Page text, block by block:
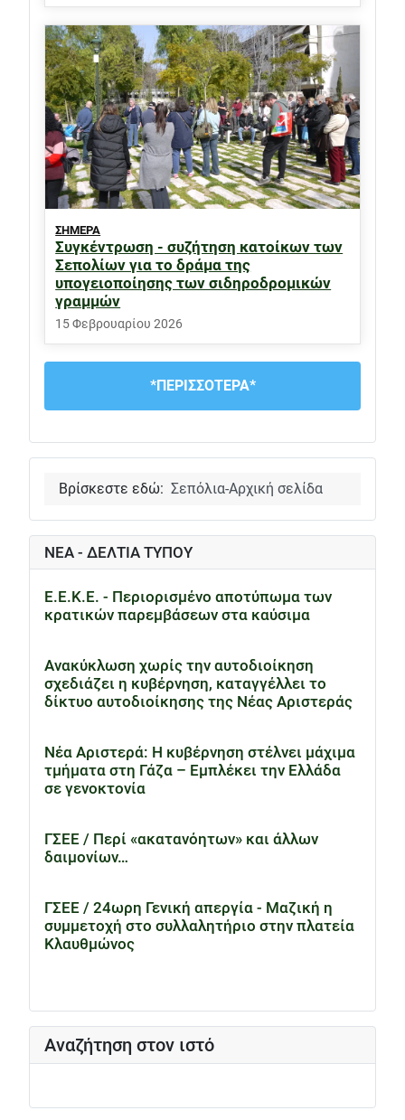
ΝΕΑ - ΔΕΛΤΙΑ ΤΥΠΟΥ
Ε.Ε.Κ.Ε. - Περιορισμένο αποτύπωμα των
κρατικών παρεμβάσεων στα καύσιμα
Ανακύκλωση χωρίς την αυτοδιοίκηση
σχεδιάζει η κυβέρνηση, καταγγέλλει το
δίκτυο αυτοδιοίκησης της Νέας Αριστεράς
Νέα Αριστερά: Η κυβέρνηση στέλνει μάχιμα
τμήματα στη Γάζα – Εμπλέκει την Ελλάδα
σε γενοκτονία
ΓΣΕΕ / Περί «ακατανόητων» και άλλων
δαιμονίων…
ΓΣΕΕ / 24ωρη Γενική απεργία - Μαζική η
συμμετοχή στο συλλαλητήριο στην πλατεία
Κλαυθμώνος
Αναζήτηση στον ιστό
ΣΗΜΕΡΑ
Συγκέντρωση - συζήτηση κατοίκων των
Σεπολίων για το δράμα της
υπογειοποίησης των σιδηροδρομικών
γραμμών
15 Φεβρουαρίου 2026
*ΠΕΡΙΣΣΟΤΕΡΑ*
Βρίσκεστε εδώ: Σεπόλια-Αρχική σελίδα